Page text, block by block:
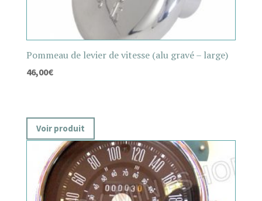
Pommeau de levier de vitesse (alu gravé – large)
46,00€
Voir produit